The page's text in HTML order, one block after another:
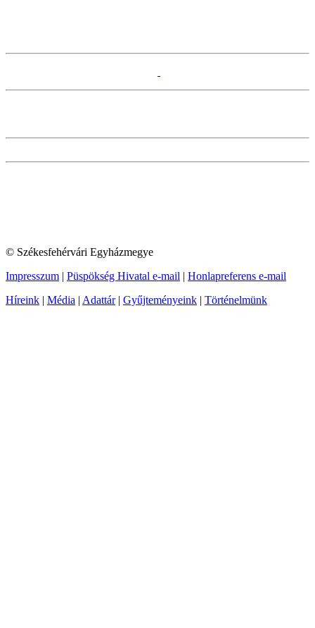
© Székesfehérvári Egyházmegye
Impresszum | Püspökség Hivatal e-mail | Honlapreferens e-mail
Híreink | Média | Adattár| Gyűjteményeink | Történelmünk